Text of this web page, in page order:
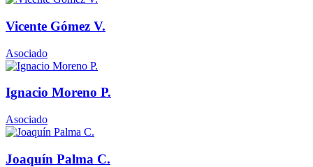
Vicente Gómez V.
Asociado
Ignacio Moreno P.
Asociado
Joaquín Palma C.